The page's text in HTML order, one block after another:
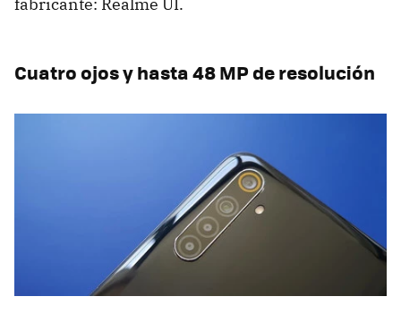
fabricante: Realme UI.
Cuatro ojos y hasta 48 MP de resolución